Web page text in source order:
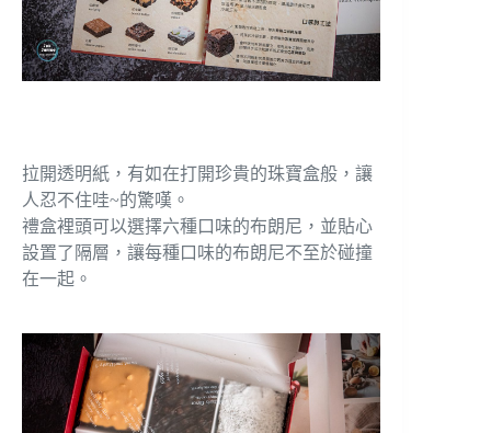
拉開透明紙，有如在打開珍貴的珠寶盒般，讓
人忍不住哇~的驚嘆。
禮盒裡頭可以選擇六種口味的布朗尼，並貼心
設置了隔層，讓每種口味的布朗尼不至於碰撞
在一起。